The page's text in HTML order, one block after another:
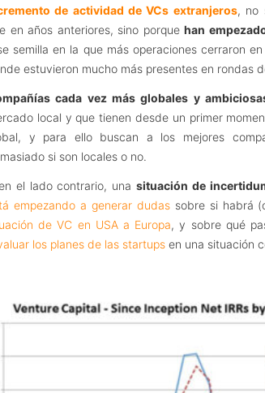
de actividad de VCs extranjeros, no
en años anteriores, sino porquehan
semilla en la que más operaciones cerraron
estuvieron mucho más presentes en rondas
cada vez más globales y
local y que tienen desde un primer
y para ello buscan a los mejores
si son locales o no.
el lado contrario, una situación de
empezando a generar dudassobre si habrá
de VC en USA a Europa, y sobre qué
los planes de las startups en una situación